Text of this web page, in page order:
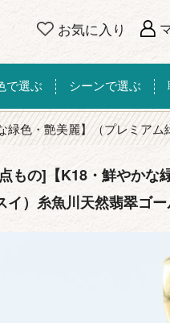
お気に入り
で選ぶ シーンで選ぶ
緑色・艶美麗】（プレミア
もの]【K18・鮮やかな
イ）糸魚川天然翡翠ゴ